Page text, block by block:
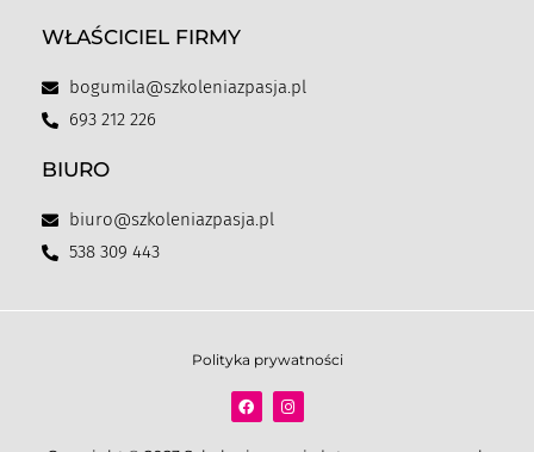
WŁAŚCICIEL FIRMY
bogumila@szkoleniazpasja.pl
693 212 226
BIURO
biuro@szkoleniazpasja.pl
538 309 443
Polityka prywatności